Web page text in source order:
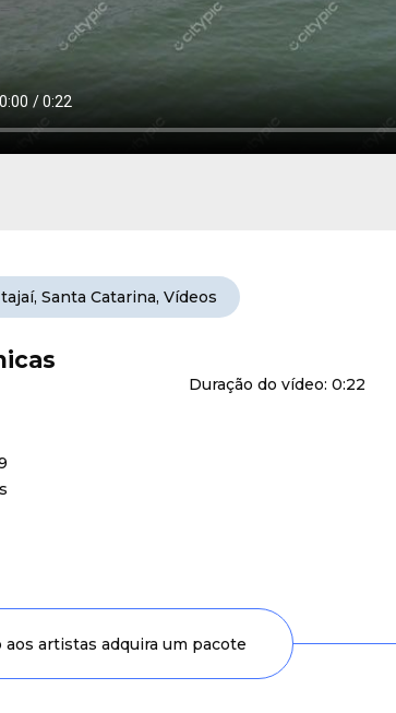
, Santa Catarina, Vídeos
Duração do vídeo: 0:22
aos artistas adquira um pacote